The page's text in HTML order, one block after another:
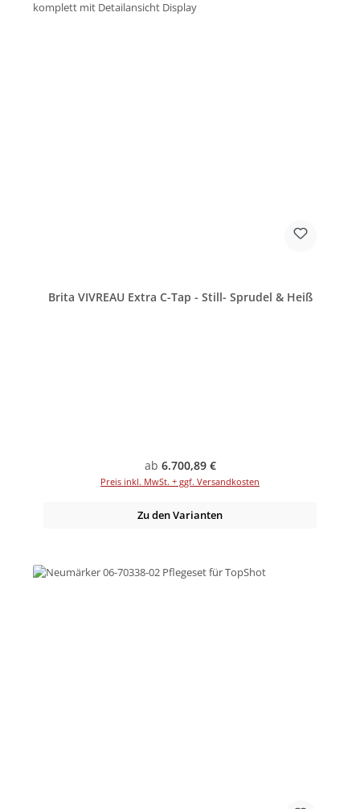
Brita VIVREAU Extra C-Tap - Still- Sprudel & Heiß
Regulärer Preis:
ab 6.700,89 €
Preis inkl. MwSt. + ggf. Versandkosten
Zu den Varianten